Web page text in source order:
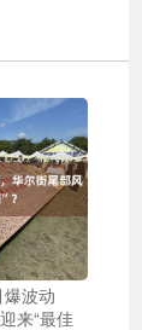
波动
来“最佳